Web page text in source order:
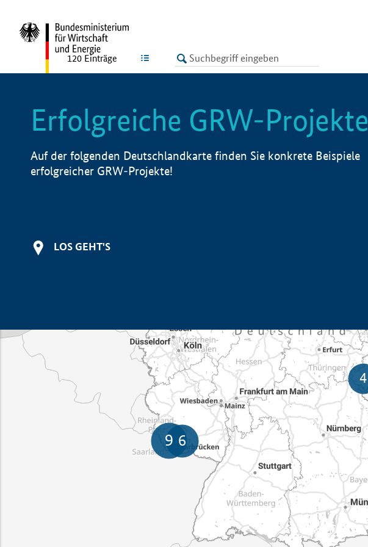
LISTE
120 Einträge
Erfolgreiche GRW-Projekte
Auf der folgenden Deutschlandkarte finden Sie konkrete Beispiele
erfolgreicher GRW-Projekte!
LOS GEHT'S